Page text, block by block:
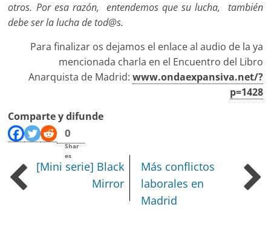
otros. Por esa razón, entendemos que su lucha, también
debe ser la lucha de tod@s.
Para finalizar os dejamos el enlace al audio de la ya
mencionada charla en el Encuentro del Libro
Anarquista de Madrid: www.ondaexpansiva.net/?
p=1428
Comparte y difunde
0
Shar
es
[Mini serie] Black
Mirror
Más conflictos
laborales en
Madrid